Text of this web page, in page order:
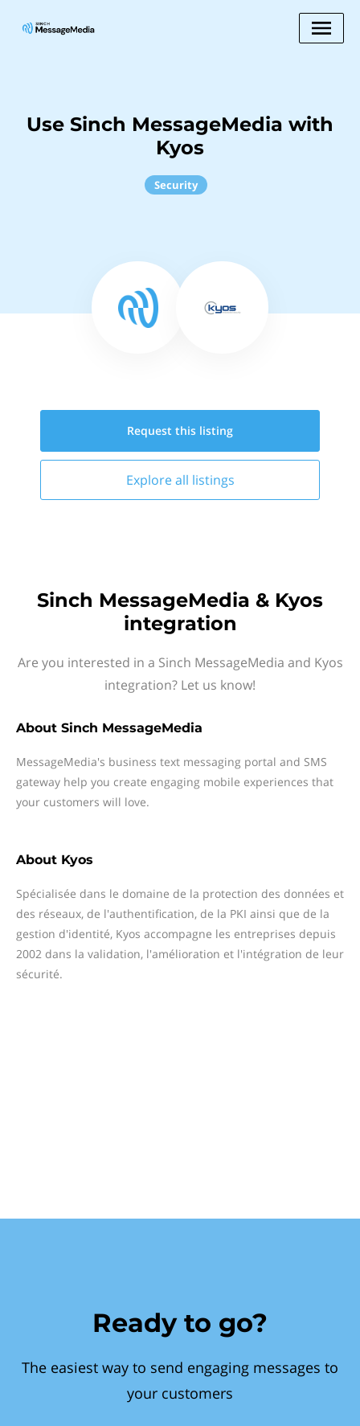
Use Sinch MessageMedia with
Kyos
Security
Request this listing
Explore all listings
Sinch MessageMedia & Kyos
integration
Are you interested in a Sinch MessageMedia and Kyos
integration? Let us know!
About Sinch MessageMedia
MessageMedia's business text messaging portal and SMS
gateway help you create engaging mobile experiences that
your customers will love.
About Kyos
Spécialisée dans le domaine de la protection des données et
des réseaux, de l'authentification, de la PKI ainsi que de la
gestion d'identité, Kyos accompagne les entreprises depuis
2002 dans la validation, l'amélioration et l'intégration de leur
sécurité.
Ready to go?
The easiest way to send engaging messages to
your customers